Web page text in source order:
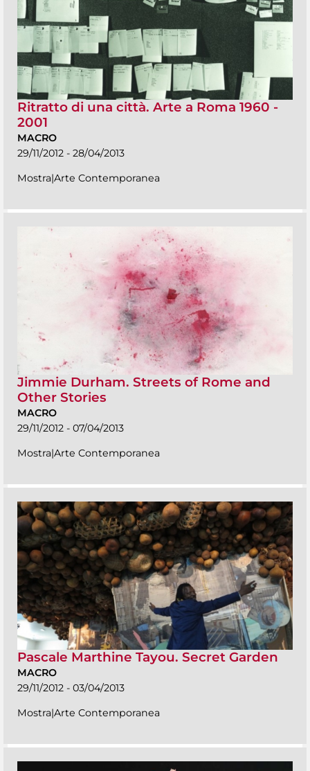
Ritratto di una città. Arte a Roma 1960 -
2001
MACRO
29/11/2012 - 28/04/2013
Mostra|Arte Contemporanea
Jimmie Durham. Streets of Rome and
Other Stories
MACRO
29/11/2012 - 07/04/2013
Mostra|Arte Contemporanea
Pascale Marthine Tayou. Secret Garden
MACRO
29/11/2012 - 03/04/2013
Mostra|Arte Contemporanea